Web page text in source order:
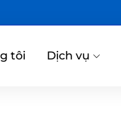
tôi Dịch vụ